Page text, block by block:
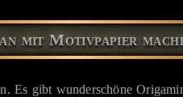
mit Motivpapier
Es gibt wunderschöne